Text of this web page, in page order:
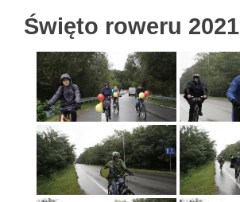
Święto roweru 2021